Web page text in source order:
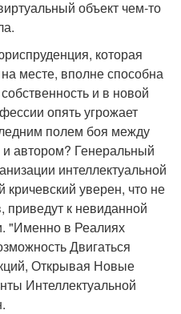
объект чем-то
которая
месте, вполне способна
и в новой
опять угрожает
полем боя между
автором? Генеральный
интеллектуальной
кричевский уверен, что не
приведут к невиданной
"Именно в Реалиях
Двигаться
Открывая Новые
Интеллектуальной